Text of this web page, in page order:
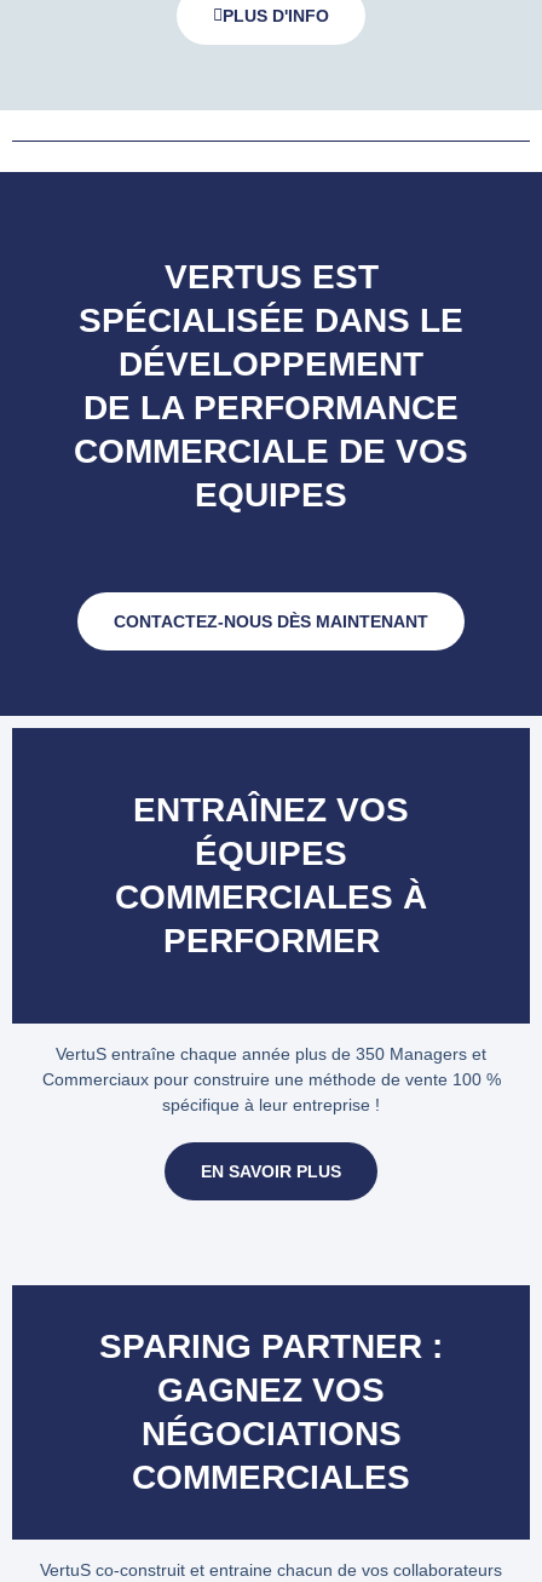
PLUS D'INFO
VERTUS EST
SPÉCIALISÉE DANS LE
DÉVELOPPEMENT
DE LA PERFORMANCE
COMMERCIALE DE VOS
EQUIPES
CONTACTEZ-NOUS DÈS MAINTENANT
ENTRAÎNEZ VOS
ÉQUIPES
COMMERCIALES À
PERFORMER
VertuS entraîne chaque année plus de 350 Managers et
Commerciaux pour construire une méthode de vente 100 %
spécifique à leur entreprise !
EN SAVOIR PLUS
SPARING PARTNER :
GAGNEZ VOS
NÉGOCIATIONS
COMMERCIALES
VertuS co-construit et entraine chacun de vos collaborateurs